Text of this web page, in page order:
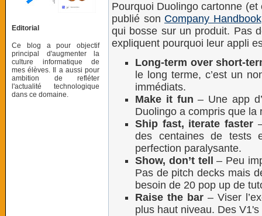
Editorial
Ce blog a pour objectif
principal d'augmenter la
culture informatique de
mes élèves. Il a aussi pour
ambition de refléter
l'actualité technologique
dans ce domaine.
Pourquoi Duolingo cartonne
publié son Company Handbook
qui bosse sur un produit. Pas
expliquent pourquoi leur appli
Long-term over short-
le long terme, c’est un
immédiats.
Make it fun – Une app
Duolingo a compris que la
Ship fast, iterate faster
des centaines de tests
perfection paralysante.
Show, don’t tell
– Peu
Pas de pitch decks mais
besoin de 20 pop up de
Raise the bar – Viser
plus haut niveau. Des